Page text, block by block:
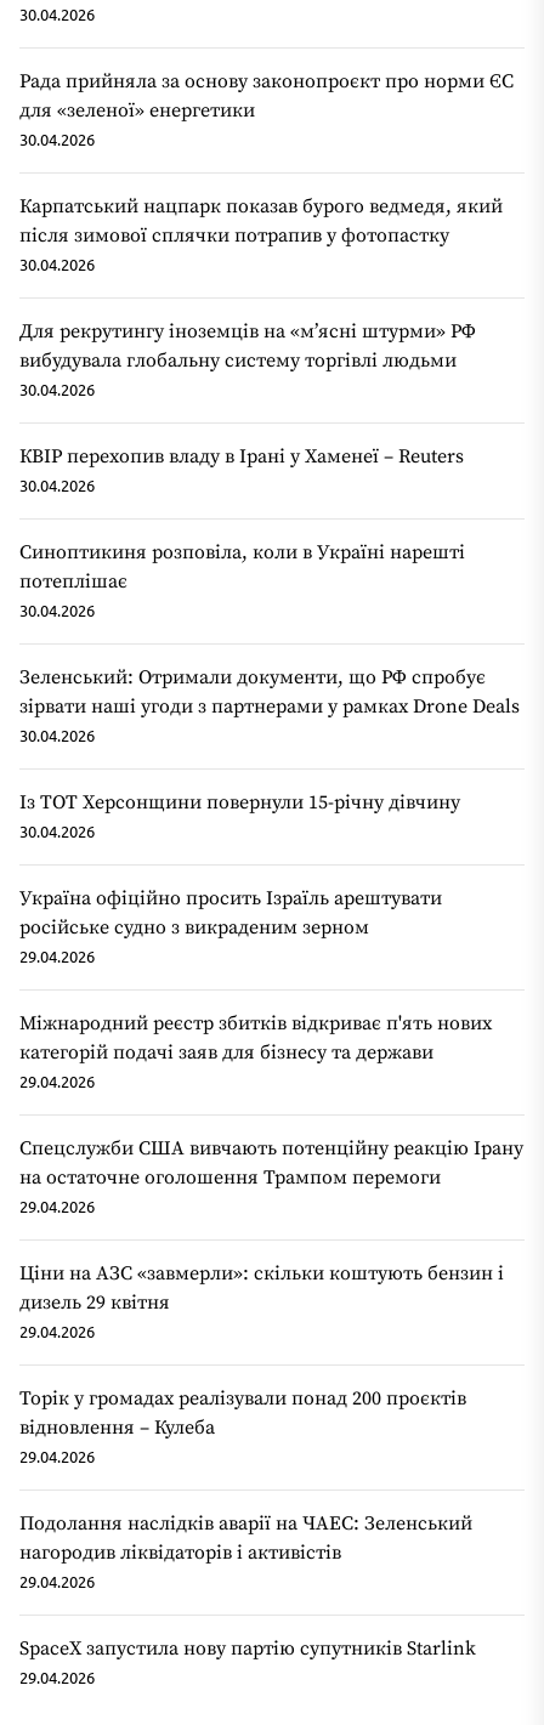
30.04.2026
Рада прийняла за основу законопроєкт про норми ЄС
для «зеленої» енергетики
30.04.2026
Карпатський нацпарк показав бурого ведмедя, який
після зимової сплячки потрапив у фотопастку
30.04.2026
Для рекрутингу іноземців на «мʼясні штурми» РФ
вибудувала глобальну систему торгівлі людьми
30.04.2026
КВІР перехопив владу в Ірані у Хаменеї – Reuters
30.04.2026
Синоптикиня розповіла, коли в Україні нарешті
потеплішає
30.04.2026
Зеленський: Отримали документи, що РФ спробує
зірвати наші угоди з партнерами у рамках Drone Deals
30.04.2026
Із ТОТ Херсонщини повернули 15-річну дівчину
30.04.2026
Україна офіційно просить Ізраїль арештувати
російське судно з викраденим зерном
29.04.2026
Міжнародний реєстр збитків відкриває п'ять нових
категорій подачі заяв для бізнесу та держави
29.04.2026
Спецслужби США вивчають потенційну реакцію Ірану
на остаточне оголошення Трампом перемоги
29.04.2026
Ціни на АЗС «завмерли»: скільки коштують бензин і
дизель 29 квітня
29.04.2026
Торік у громадах реалізували понад 200 проєктів
відновлення – Кулеба
29.04.2026
Подолання наслідків аварії на ЧАЕС: Зеленський
нагородив ліквідаторів і активістів
29.04.2026
SpaceX запустила нову партію супутників Starlink
29.04.2026